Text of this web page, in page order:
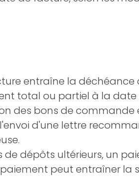
entraîne la
total ou partiel à la date
des bons de
d'une lettre
de dépôts ultérieurs, un
peut entraîner la